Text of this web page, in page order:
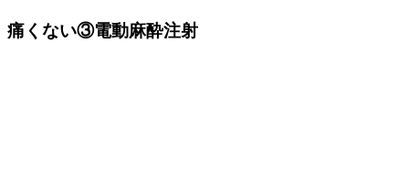
痛くない③電動麻酔注射